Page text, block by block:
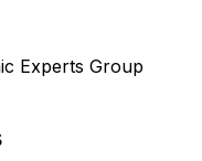
Experts Group